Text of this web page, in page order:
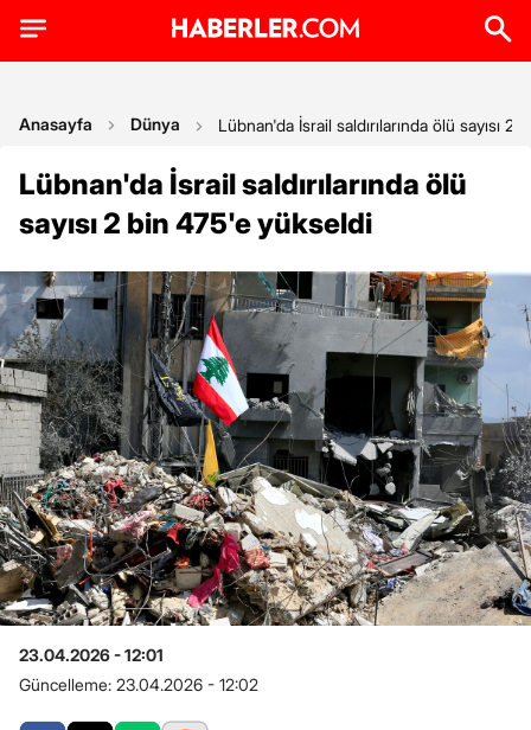
Anasayfa Dünya Lübnan'da İsrail saldırılarında ölü sayısı
Lübnan'da İsrail saldırılarında ölü
sayısı 2 bin 475'e yükseldi
23.04.2026 - 12:01
Güncelleme: 23.04.2026 - 12:02